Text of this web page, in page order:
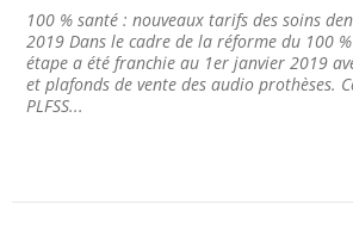
100 % santé : nouveaux tarifs des soins
2019 Dans le cadre de la réforme du 100
étape a été franchie au 1er janvier 2019
et plafonds de vente des audio prothèses.
PLFSS...